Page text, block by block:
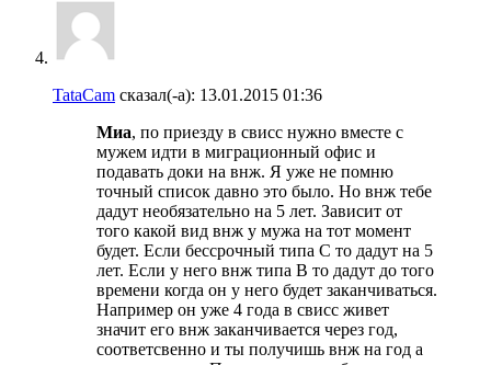
TataCam сказал(-а): 13.01.2015 01:36
Миа, по приезду в свисс нужно вместе с
мужем идти в миграционный офис и
подавать доки на внж. Я уже не помню
точный список давно это было. Но внж тебе
дадут необязательно на 5 лет. Зависит от
того какой вид внж у мужа на тот момент
будет. Если бессрочный типа С то дадут на 5
лет. Если у него внж типа В то дадут до того
времени когда он у него будет заканчиваться.
Например он уже 4 года в свисс живет
значит его внж заканчивается через год,
соответсвенно и ты получишь внж на год а